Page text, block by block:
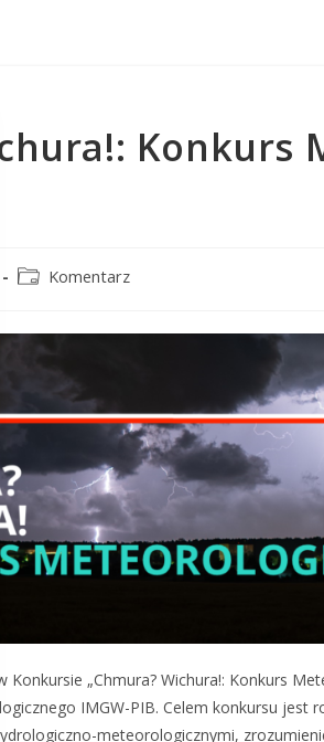
Konkurs
Komentarz
Konkursie „Chmura? Wichura!: Konkurs
IMGW-PIB. Celem konkursu jest
meteorologicznymi,